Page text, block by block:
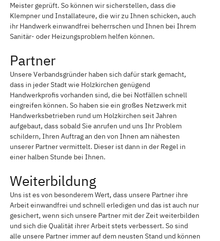
Meister geprüft. So können wir sicherstellen, dass die
Klempner und Installateure, die wir zu Ihnen schicken, auch
ihr Handwerk einwandfrei beherrschen und Ihnen bei Ihrem
Sanitär- oder Heizungsproblem helfen können.
Partner
Unsere Verbandsgründer haben sich dafür stark gemacht,
dass in jeder Stadt wie Holzkirchen genügend
Handwerkprofis vorhanden sind, die bei Notfällen schnell
eingreifen können. So haben sie ein großes Netzwerk mit
Handwerksbetrieben rund um Holzkirchen seit Jahren
aufgebaut, dass sobald Sie anrufen und uns Ihr Problem
schildern, Ihren Auftrag an den von Ihnen am nähesten
unserer Partner vermittelt. Dieser ist dann in der Regel in
einer halben Stunde bei Ihnen.
Weiterbildung
Uns ist es von besonderem Wert, dass unsere Partner ihre
Arbeit einwandfrei und schnell erledigen und das ist auch nur
gesichert, wenn sich unsere Partner mit der Zeit weiterbilden
und sich die Qualität ihrer Arbeit stets verbessert. So sind
alle unsere Partner immer auf dem neusten Stand und können